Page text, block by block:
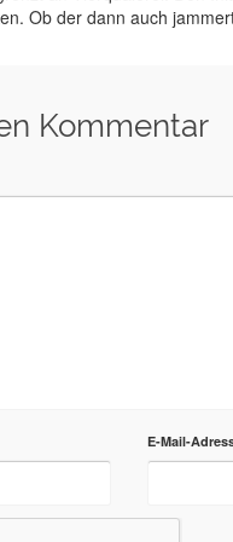
Ob der dann auch
Kommentar
E-Mail-